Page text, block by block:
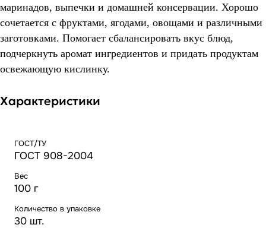
маринадов, выпечки и домашней консервации. Хорошо
сочетается с фруктами, ягодами, овощами и различными
заготовками. Помогает сбалансировать вкус блюд,
подчеркнуть аромат ингредиентов и придать продуктам
освежающую кислинку.
Характеристики
ГОСТ/ТУ
ГОСТ 908-2004
Вес
100 г
Количество в упаковке
30 шт.